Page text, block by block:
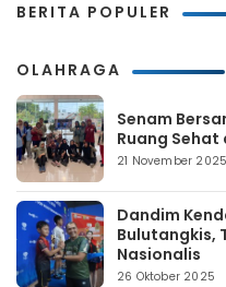
BERITA POPULER
OLAHRAGA
Senam
Ruang
21 November 2025
Dandim
Bulutangkis,
Nasionalis
26 Oktober 2025